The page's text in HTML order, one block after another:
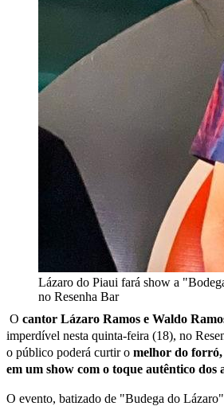
Lázaro do Piaui fará show a
no Resenha Bar
O cantor Lázaro Ramos e Waldo
imperdível nesta quinta-feira (18), no
o público poderá curtir o melhor do forró,
em um show com o toque autêntico dos
O evento, batizado de "Budega do